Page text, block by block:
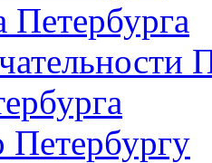
Петербурга